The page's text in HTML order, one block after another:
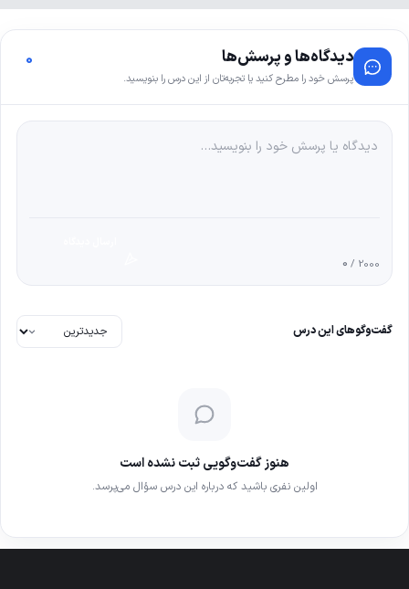
دیدگاه‌ها و پرسش‌ها
پرسش خود را مطرح کنید یا تجربه‌تان از این درس را بنویسید.
0
0 / 2000
گفت‌وگوهای این درس
هنوز گفت‌وگویی ثبت نشده است
اولین نفری باشید که درباره این درس سؤال می‌پرسد.